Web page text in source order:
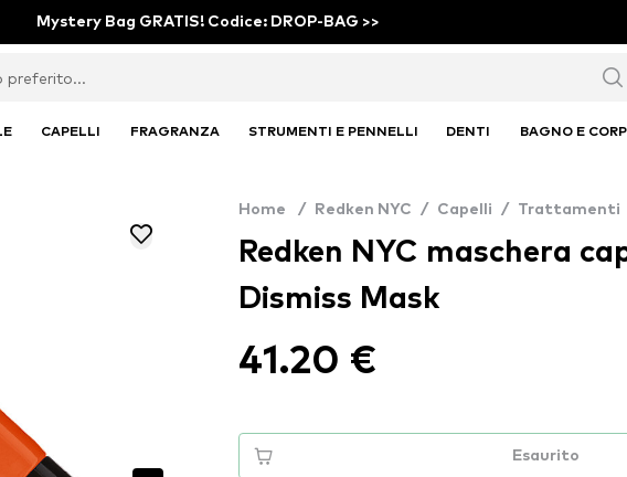
Mystery Bag GRATIS! Codice: DROP-BAG >>
CAPELLI FRAGRANZA STRUMENTI E PENNELLI DENTI BAGNO E
Home / Redken NYC / Capelli / Trattamenti
Redken NYC maschera
Dismiss Mask
41.20 €
Esaurito